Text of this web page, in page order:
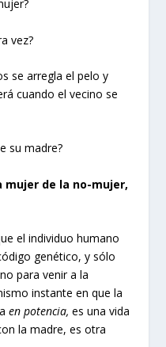
vez?
se arregla el pelo y
cuando el vecino se
su madre?
mujer de la no-mujer,
el individuo humano
genético, y sólo
para venir a la
instante en que la
en potencia, es una vida
la madre, es otra